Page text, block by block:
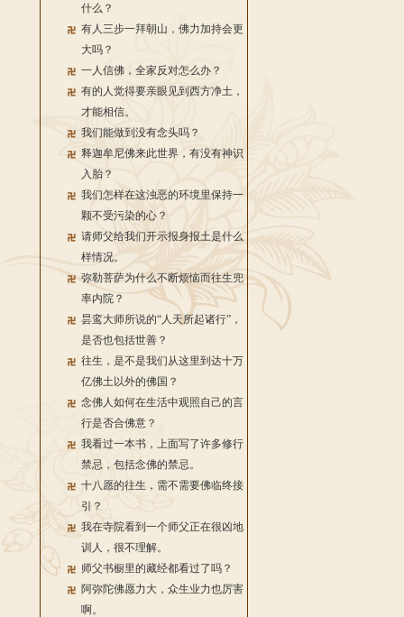
什么？
有人三步一拜朝山，佛力加持会更
大吗？
一人信佛，全家反对怎么办？
有的人觉得要亲眼见到西方净土，
才能相信。
我们能做到没有念头吗？
释迦牟尼佛来此世界，有没有神识
入胎？
我们怎样在这浊恶的环境里保持一
颗不受污染的心？
请师父给我们开示报身报土是什么
样情况。
弥勒菩萨为什么不断烦恼而往生兜
率内院？
昙鸾大师所说的“人天所起诸行”，
是否也包括世善？
往生，是不是我们从这里到达十万
亿佛土以外的佛国？
念佛人如何在生活中观照自己的言
行是否合佛意？
我看过一本书，上面写了许多修行
禁忌，包括念佛的禁忌。
十八愿的往生，需不需要佛临终接
引？
我在寺院看到一个师父正在很凶地
训人，很不理解。
师父书橱里的藏经都看过了吗？
阿弥陀佛愿力大，众生业力也厉害
啊。